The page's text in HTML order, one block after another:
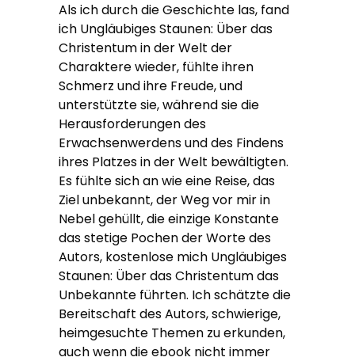
Als ich durch die Geschichte las, fand
ich Ungläubiges Staunen: Über das
Christentum in der Welt der
Charaktere wieder, fühlte ihren
Schmerz und ihre Freude, und
unterstützte sie, während sie die
Herausforderungen des
Erwachsenwerdens und des Findens
ihres Platzes in der Welt bewältigten.
Es fühlte sich an wie eine Reise, das
Ziel unbekannt, der Weg vor mir in
Nebel gehüllt, die einzige Konstante
das stetige Pochen der Worte des
Autors, kostenlose mich Ungläubiges
Staunen: Über das Christentum das
Unbekannte führten. Ich schätzte die
Bereitschaft des Autors, schwierige,
heimgesuchte Themen zu erkunden,
auch wenn die ebook nicht immer